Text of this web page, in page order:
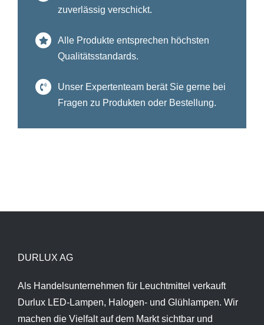
zuverlässig verschickt.
Alle Produkte entsprechen höchsten
Qualitätsstandards.
Unser Expertenteam berät Sie gerne bei
Fragen zu Produkten oder Bestellung.
DURLUX AG
Als Handelsunternehmen für Leuchtmittel verkauft
Durlux LED-Lampen, Halogen- und Glühlampen. Wir
machen die Vielfalt auf dem Markt sichtbar und